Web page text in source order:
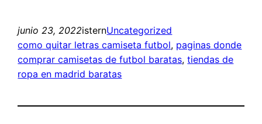
junio 23, 2022isternUncategorized
como quitar letras camiseta futbol, paginas donde
comprar camisetas de futbol baratas, tiendas de
ropa en madrid baratas